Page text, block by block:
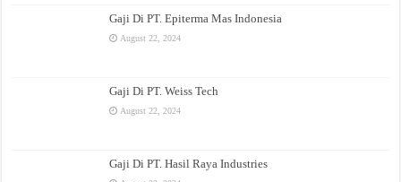
Gaji Di PT. Epiterma Mas Indonesia
August 22, 2024
Gaji Di PT. Weiss Tech
August 22, 2024
Gaji Di PT. Hasil Raya Industries